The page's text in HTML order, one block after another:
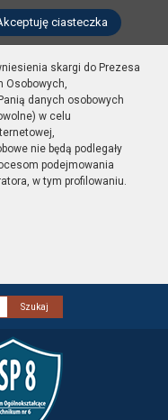
ciasteczka
skargi do Prezesa
Osobowych,
danych osobowych
w celu
nie będą podlegały
podejmowania
w tym profilowaniu.